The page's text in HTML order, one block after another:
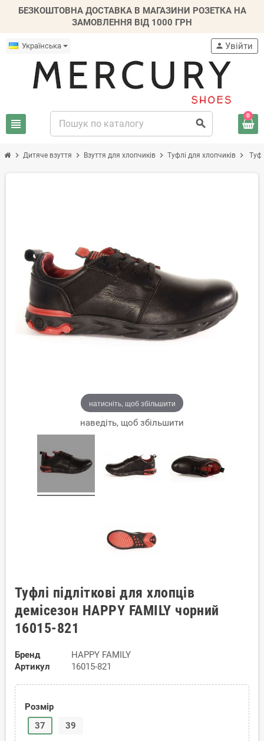
БЕЗКОШТОВНА ДОСТАВКА В МАГАЗИНИ РОЗЕТКА НА
ЗАМОВЛЕННЯ ВІД 1000 ГРН
Українська
view_headline search
person Увійти
0
chevron_right Дитяче взуття chevron_right Взуття для хлопчиків chevron_right Туфлі для хлопчиків chevron_right
натисніть, щоб збільшити
наведіть, щоб збільшити
Туфлі підліткові для хлопців
демісезон HAPPY FAMILY чорний
16015-821
Бренд
HAPPY FAMILY
Артикул
16015-821
Розмір
37
39